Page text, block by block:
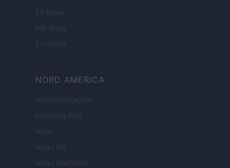
ES Newz
Pet Story
Encocina
NORD AMERICA
Womanmagazine
Investing Plus
Newz
Newz US
Newz California